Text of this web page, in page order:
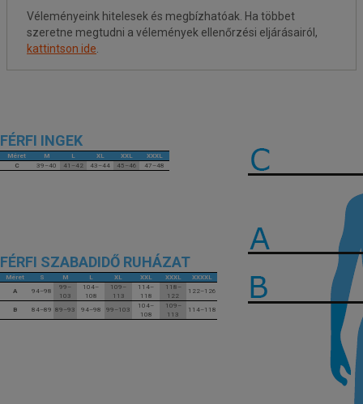
Véleményeink hitelesek és megbízhatóak. Ha többet
szeretne megtudni a vélemények ellenőrzési eljárásairól,
kattintson ide.
FÉRFI INGEK
Méret M L XL XXL
XXXL
C
39–40 41–42 43–44 45–46 47–48
FÉRFI SZABADIDŐ RUHÁZAT
Méret S M L XL XXL XXXL
XXXXL
A
94–98
99–
103
104–
108
109–
113
114–
118
118–
122
122–126
B 84–89 89–93 94–98 99–103
104–
108
109–
113
114–118